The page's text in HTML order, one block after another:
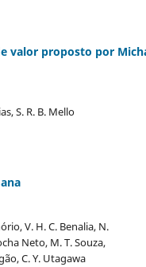
valor proposto por
S. R. B. Mello
V. H. C. Benalia, N.
Neto, M. T. Souza,
C. Y. Utagawa